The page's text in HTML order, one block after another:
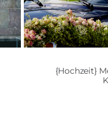
{Hochzeit}